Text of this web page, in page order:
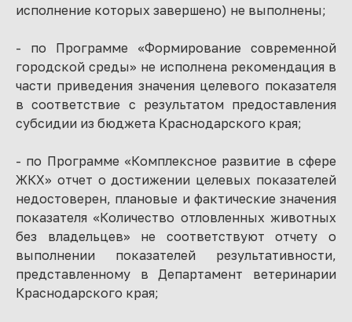
исполнение которых завершено) не выполнены;
- по Программе «Формирование современной
городской среды» не исполнена рекомендация в
части приведения значения целевого показателя
в соответствие с результатом предоставления
субсидии из бюджета Краснодарского края;
- по Программе «Комплексное развитие в сфере
ЖКХ» отчет о достижении целевых показателей
недостоверен, плановые и фактические значения
показателя «Количество отловленных животных
без владельцев» не соответствуют отчету о
выполнении показателей результативности,
представленному в Департамент ветеринарии
Краснодарского края;